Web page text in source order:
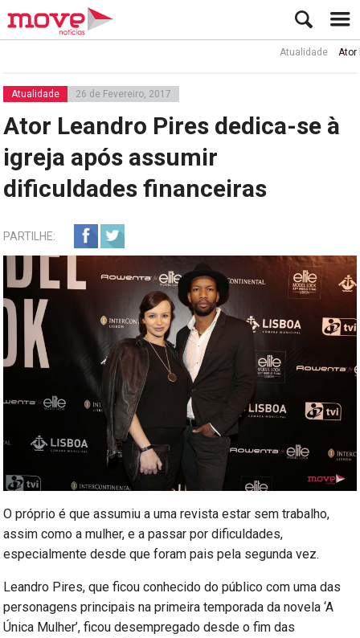
Atualidade Ator Rui
Atualidade 26 de Fevereiro, 2017
Ator Leandro Pires dedica-se à
igreja após assumir
dificuldades financeiras
PARTILHE:
O próprio é que assumiu a uma revista estar sem trabalho,
assim como a mulher, e a passar por dificuldades,
especialmente desde que foram pais pela segunda vez.
Leandro Pires, que ficou conhecido do público com uma das
personagens principais na primeira temporada da novela ‘A
Única Mulher’, ficou desempregado desde o fim das